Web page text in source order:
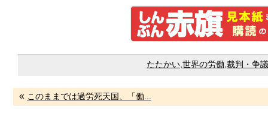
たたかい 世界の労働 裁判・争議
« このままでは過労死天国、「働...